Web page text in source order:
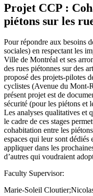
Projet CCP :
piétons sur les
Pour répondre aux besoins
sociales) en respectant les
Ville de Montréal et ses
des rues piétonnes sur des
proposé des projets-pilotes
cyclistes (Avenue du Mont-
présent projet est de
sécurité (pour les piétons et
Les analyses qualitatives et
le cadre de ces stages
cohabitation entre les
espaces qui leur sont dédiés
appliquer dans les
d’autres qui voudraient
Faculty Supervisor:
Marie-Soleil